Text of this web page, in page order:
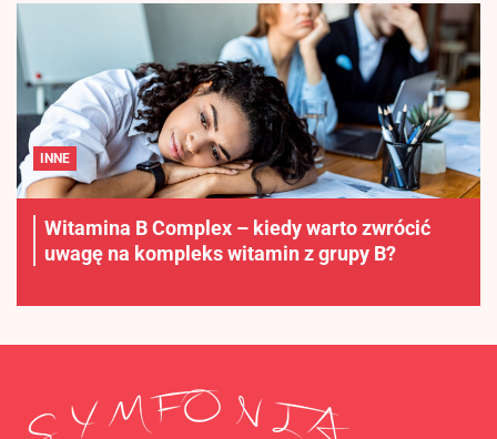
INNE
Witamina B Complex – kiedy warto zwrócić
uwagę na kompleks witamin z grupy B?